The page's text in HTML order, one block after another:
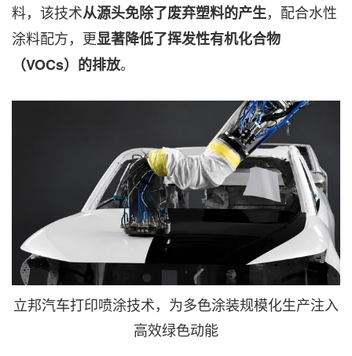
料，该技术从源头免除了废弃塑料的产生，配合水性
涂料配方，更显著降低了挥发性有机化合物
（VOCs）的排放。
立邦汽车打印喷涂技术，为多色涂装规模化生产注入
高效绿色动能